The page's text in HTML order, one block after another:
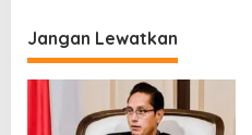
Building TP2DD Regional
Sumatera 2026 di
Jangan Lewatkan